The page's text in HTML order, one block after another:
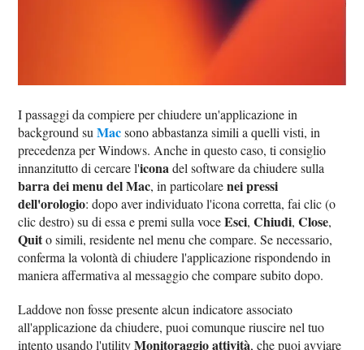
I passaggi da compiere per chiudere un'applicazione in
background suMacsono abbastanza simili a quelli visti, in
precedenza per Windows. Anche in questo caso, ti consiglio
innanzitutto di cercare l'iconadel software da chiudere sulla
barra dei menu del Mac, in particolarenei pressi
dell'orologio: dopo aver individuato l'icona corretta, fai clic (o
clic destro) su di essa e premi sulla voceEsci,Chiudi,Close,
Quito simili, residente nel menu che compare. Se necessario,
conferma la volontà di chiudere l'applicazione rispondendo in
maniera affermativa al messaggio che compare subito dopo.
Laddove non fosse presente alcun indicatore associato
all'applicazione da chiudere, puoi comunque riuscire nel tuo
intento usando l'utilityMonitoraggio attività, che puoi avviare